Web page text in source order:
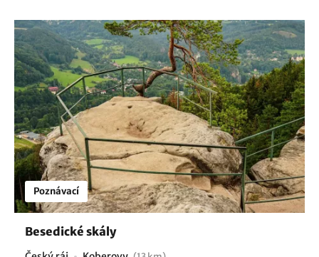
Poznávací
Besedické skály